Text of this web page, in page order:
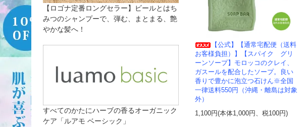
【公式】【通常宅配便（送料
お客様負担）】【スパイク グリ
ーンソープ】モロッコのクレイ、
ガスールを配合したソープ。良い
香りで豊かに泡立つ石けん※全国
一律送料550円（沖縄・離島は対象
外）
1,100円(本体1,000円、税100円)
【ロゴナ定番ロングセラー】ビールとはち
みつのシャンプーで、弾む、まとまる、艶
やかな髪へ！
すべてのかたにハーブの香るオーガニック
ケア「ルアモ ベーシック」